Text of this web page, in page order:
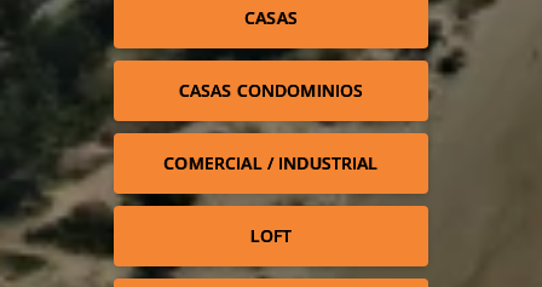
CASAS
CASAS CONDOMINIOS
COMERCIAL / INDUSTRIAL
LOFT